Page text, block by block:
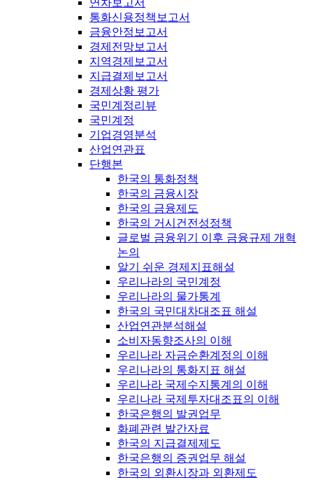
연차보고서
통화신용정책보고서
금융안정보고서
경제전망보고서
지역경제보고서
지급결제보고서
경제상황 평가
국민계정리뷰
국민계정
기업경영분석
산업연관표
단행본
한국의 통화정책
한국의 금융시장
한국의 금융제도
한국의 거시건전성정책
글로벌 금융위기 이후 금융규제 개혁
논의
알기 쉬운 경제지표해설
우리나라의 국민계정
우리나라의 물가통계
한국의 국민대차대조표 해설
산업연관분석해설
소비자동향조사의 이해
우리나라 자금순환계정의 이해
우리나라의 통화지표 해설
우리나라 국제수지통계의 이해
우리나라 국제투자대조표의 이해
한국은행의 발권업무
화폐관련 발간자료
한국의 지급결제제도
한국은행의 증권업무 해설
한국의 외환시장과 외환제도